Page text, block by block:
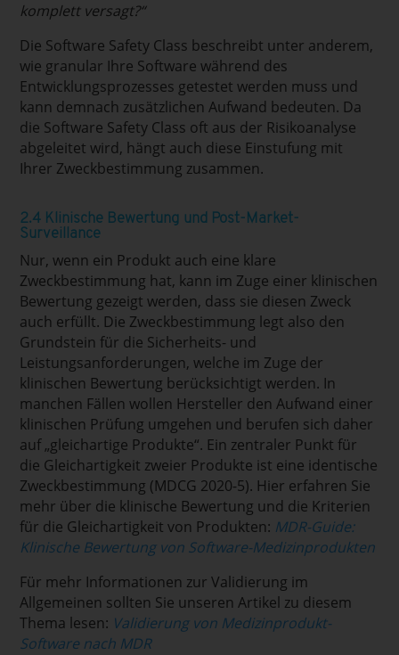
komplett versagt?“
Die Software Safety Class beschreibt unter anderem,
wie granular Ihre Software während des
Entwicklungsprozesses getestet werden muss und
kann demnach zusätzlichen Aufwand bedeuten. Da
die Software Safety Class oft aus der Risikoanalyse
abgeleitet wird, hängt auch diese Einstufung mit
Ihrer Zweckbestimmung zusammen.
2.4 Klinische Bewertung und Post-Market-
Surveillance
Nur, wenn ein Produkt auch eine klare
Zweckbestimmung hat, kann im Zuge einer klinischen
Bewertung gezeigt werden, dass sie diesen Zweck
auch erfüllt. Die Zweckbestimmung legt also den
Grundstein für die Sicherheits- und
Leistungsanforderungen, welche im Zuge der
klinischen Bewertung berücksichtigt werden. In
manchen Fällen wollen Hersteller den Aufwand einer
klinischen Prüfung umgehen und berufen sich daher
auf „gleichartige Produkte“. Ein zentraler Punkt für
die Gleichartigkeit zweier Produkte ist eine identische
Zweckbestimmung (MDCG 2020-5). Hier erfahren Sie
mehr über die klinische Bewertung und die Kriterien
für die Gleichartigkeit von Produkten: MDR-Guide:
Klinische Bewertung von Software-Medizinprodukten
Für mehr Informationen zur Validierung im
Allgemeinen sollten Sie unseren Artikel zu diesem
Thema lesen: Validierung von Medizinprodukt-
Software nach MDR